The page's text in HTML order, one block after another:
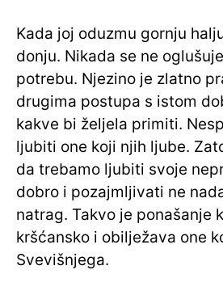
Kada joj oduzmu gornju
donju. Nikada se ne
potrebu. Njezino je zlatno
drugima postupa s istom
kakve bi željela primiti.
ljubiti one koji njih ljube.
da trebamo ljubiti svoje
dobro i pozajmljivati ne
natrag. Takvo je ponašanje
kršćansko i obilježava one
Svevišnjega.